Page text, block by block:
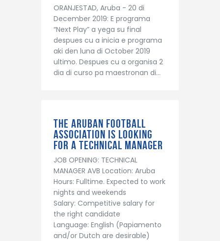
ORANJESTAD, Aruba - 20 di
December 2019: E programa
“Next Play” a yega su final
despues cu a inicia e programa
aki den luna di October 2019
ultimo. Despues cu a organisa 2
dia di curso pa maestronan di…
The Aruban Football
Association is looking
for a Technical Manager
JOB OPENING: TECHNICAL
MANAGER AVB Location: Aruba
Hours: Fulltime. Expected to work
nights and weekends
Salary: Competitive salary for
the right candidate
Language: English (Papiamento
and/or Dutch are desirable)